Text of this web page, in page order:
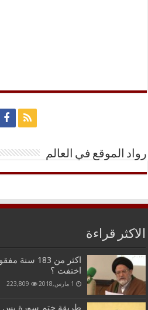
رواد الموقع في العالم
الاكثر قراءة
اكثر من 183
اختفت ؟
1 مارس,2018 223,809
طريقة ختم سورة يس